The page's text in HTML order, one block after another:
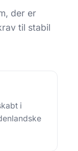
der er
til stabil
i